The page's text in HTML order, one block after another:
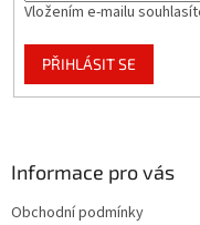
Vložením e-mailu
PŘIHLÁSIT SE
Informace pro vás
Obchodní podmínky